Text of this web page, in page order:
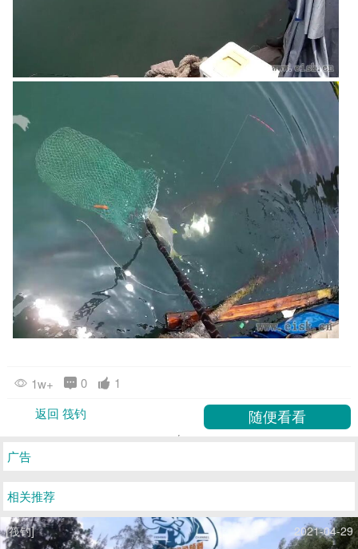
1w+ 0
1
返回 筏钓
广告
相关推荐
[筏钓] 2021-04-29